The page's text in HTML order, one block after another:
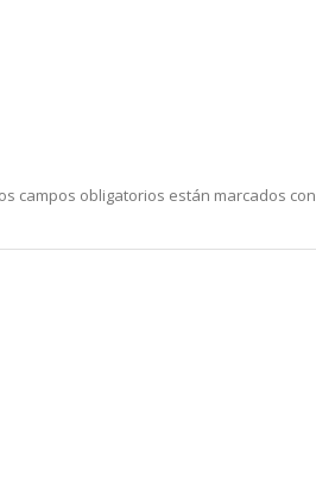
campos obligatorios están marcados con